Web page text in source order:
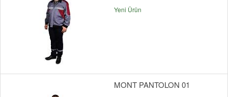
Yeni Ürün
MONT PANTOLON 01